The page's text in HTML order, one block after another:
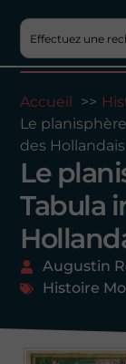
Accueil
Le
des Hollandais
Le
Tabula
Augustin
Histoire